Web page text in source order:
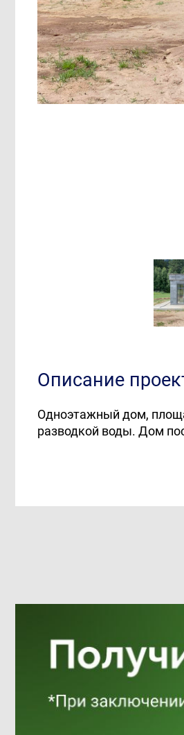
Описание
Одноэтажный дом,
разводкой воды. Дом